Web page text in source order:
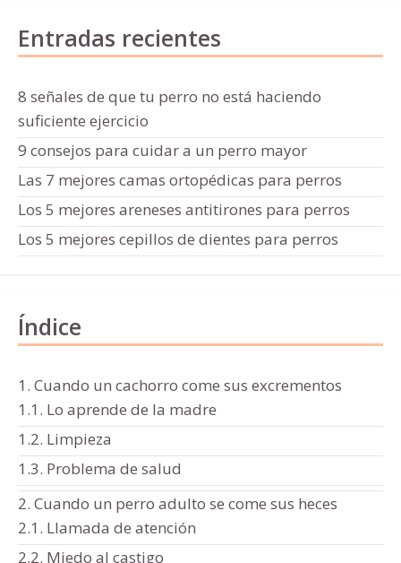
Entradas recientes
8 señales de que tu perro no está haciendo
suficiente ejercicio
9 consejos para cuidar a un perro mayor
Las 7 mejores camas ortopédicas para perros
Los 5 mejores areneses antitirones para perros
Los 5 mejores cepillos de dientes para perros
Índice
1. Cuando un cachorro come sus excrementos
1.1. Lo aprende de la madre
1.2. Limpieza
1.3. Problema de salud
2. Cuando un perro adulto se come sus heces
2.1. Llamada de atención
2.2. Miedo al castigo